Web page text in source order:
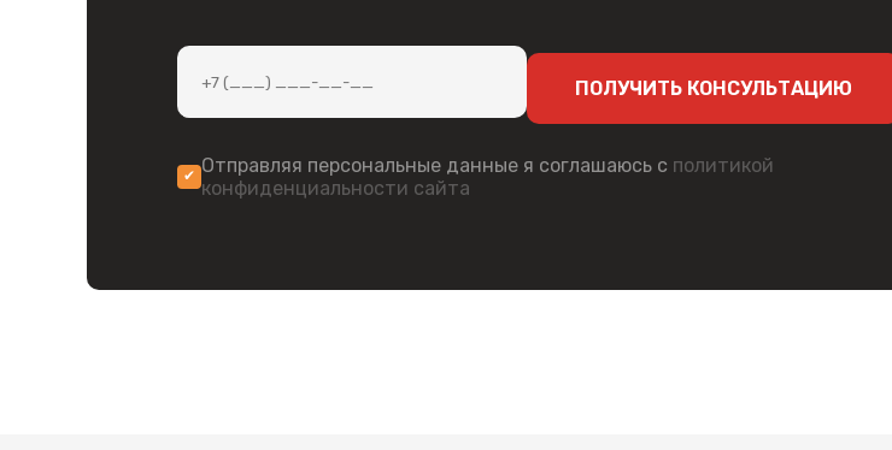
ПОЛУЧИТЬ КОНСУЛЬТАЦИЮ
Отправляя персональные данные я соглашаюсь с политикой
конфиденциальности сайта